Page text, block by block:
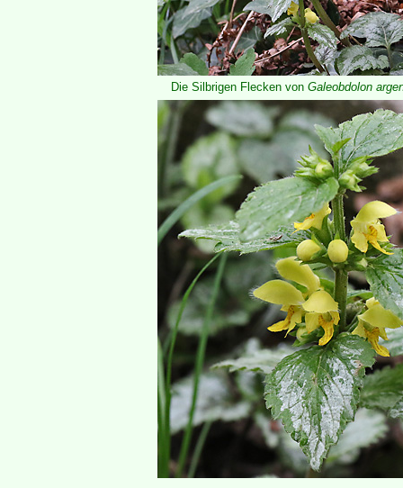
Die Silbrigen Flecken von Galeobdolon